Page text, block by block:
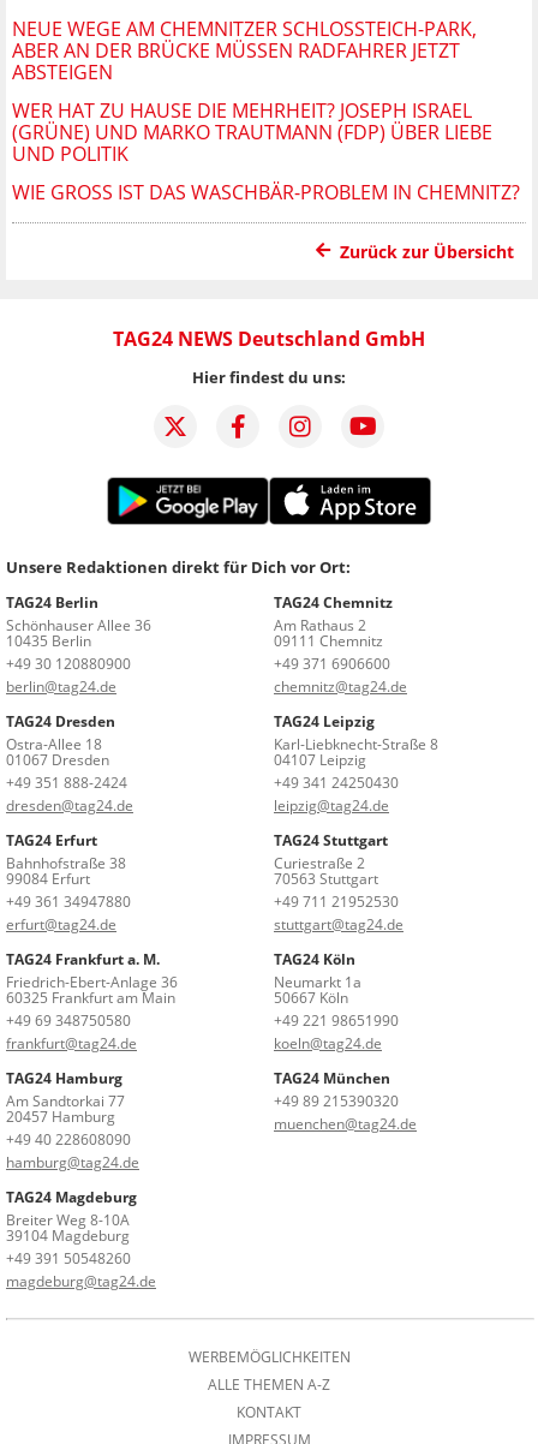
NEUE WEGE AM CHEMNITZER SCHLOSSTEICH-PARK, A
BER AN DER BRÜCKE MÜSSEN RADFAHRER JETZT A
BSTEIGEN
WER HAT ZU HAUSE DIE MEHRHEIT? JOSEPH ISRAEL
(GRÜNE) UND MARKO TRAUTMANN (FDP) ÜBER LIEBE
UND POLITIK
WIE GROSS IST DAS WASCHBÄR-PROBLEM IN CHEMNITZ?
Zurück zur Übersicht
TAG24 NEWS Deutschland GmbH
Hier findest du uns:
Unsere Redaktionen direkt für Dich vor Ort:
TAG24 Berlin
Schönhauser Allee 36
10435 Berlin
+49 30 120880900
berlin@tag24.de
TAG24 Chemnitz
Am Rathaus 2
09111 Chemnitz
+49 371 6906600
chemnitz@tag24.de
TAG24 Dresden
Ostra-Allee 18
01067 Dresden
+49 351 888-2424
dresden@tag24.de
TAG24 Leipzig
Karl-Liebknecht-Straße 8
04107 Leipzig
+49 341 24250430
leipzig@tag24.de
TAG24 Erfurt
Bahnhofstraße 38
99084 Erfurt
+49 361 34947880
erfurt@tag24.de
TAG24 Stuttgart
Curiestraße 2
70563 Stuttgart
+49 711 21952530
stuttgart@tag24.de
TAG24 Frankfurt a. M.
Friedrich-Ebert-Anlage 36
60325 Frankfurt am Main
+49 69 348750580
frankfurt@tag24.de
TAG24 Köln
Neumarkt 1a
50667 Köln
+49 221 98651990
koeln@tag24.de
TAG24 Hamburg
Am Sandtorkai 77
20457 Hamburg
+49 40 228608090
hamburg@tag24.de
TAG24 München
+49 89 215390320
muenchen@tag24.de
TAG24 Magdeburg
Breiter Weg 8-10A
39104 Magdeburg
+49 391 50548260
magdeburg@tag24.de
WERBEMÖGLICHKEITEN
ALLE THEMEN A-Z
KONTAKT